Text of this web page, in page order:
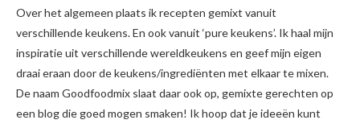
Over het algemeen plaats ik recepten gemixt vanuit
verschillende keukens. En ook vanuit ‘pure keukens’. Ik haal mijn
inspiratie uit verschillende wereldkeukens en geef mijn eigen
draai eraan door de keukens/ingrediënten met elkaar te mixen.
De naam Goodfoodmix slaat daar ook op, gemixte gerechten op
een blog die goed mogen smaken! Ik hoop dat je ideeën kunt